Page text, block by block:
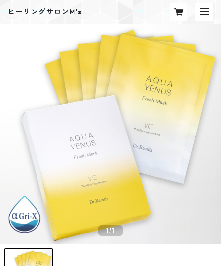
ヒーリングサロンM's
1/1